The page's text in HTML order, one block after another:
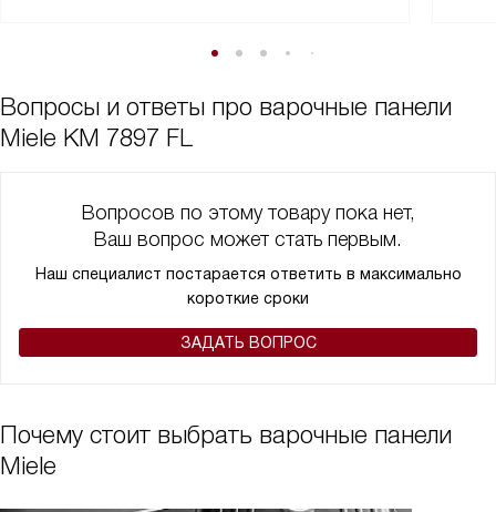
Вопросы и ответы про варочные панели
Miele KM 7897 FL
Вопросов по этому товару пока нет,
Ваш вопрос может стать первым.
Наш специалист постарается ответить в максимально
короткие сроки
ЗАДАТЬ ВОПРОС
Почему стоит выбрать варочные панели
Miele